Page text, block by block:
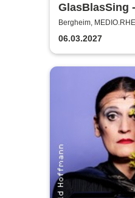
GlasBlasSing
Bergheim,
06.03.2027